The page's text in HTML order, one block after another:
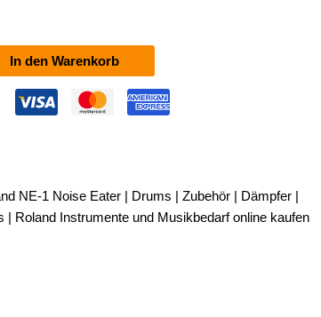
In den Warenkorb
NE-1 Noise Eater | Drums | Zubehör | Dämpfer |
| Roland Instrumente und Musikbedarf online kaufen